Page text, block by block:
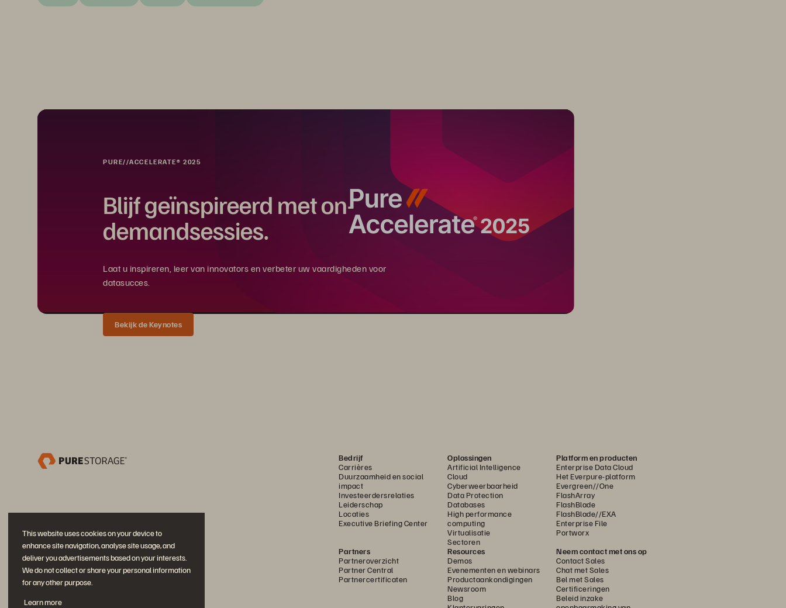
This website uses cookies on your device to
enhance site navigation, analyse site usage, and
deliver you advertisements based on your interests.
We do not collect or share your personal information
for any other purpose.
Learn more
PURE//ACCELERATE® 2025
Blijf geïnspireerd met on-
demandsessies.
Laat u inspireren, leer van innovators en verbeter uw vaardigheden voor
datasucces.
Bekijk de Keynotes
Bedrijf
Carrières
Duurzaamheid en social
impact
Investeerdersrelaties
Leiderschap
Locaties
Executive Briefing Center
Oplossingen
Artificial Intelligence
Cloud
Cyberweerbaarheid
Data Protection
Databases
High performance
computing
Virtualisatie
Sectoren
Platform en producten
Enterprise Data Cloud
Het Everpure-platform
Evergreen//One
FlashArray
FlashBlade
FlashBlade//EXA
Enterprise File
Portworx
Partners
Partneroverzicht
Partner Central
Partnercertificaten
Resources
Demos
Evenementen en webinars
Productaankondigingen
Newsroom
Blog
Neem contact met ons op
Contact Sales
Chat met Sales
Bel met Sales
Certificeringen
Beleid inzake
Neem deel aan het gesprek